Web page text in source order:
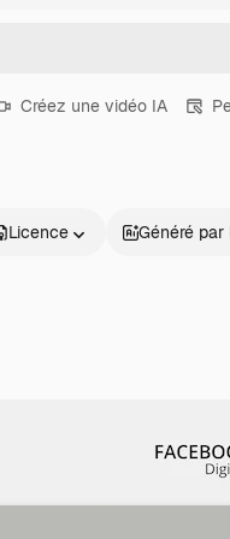
Créez une vidéo IA
Licence Généré par